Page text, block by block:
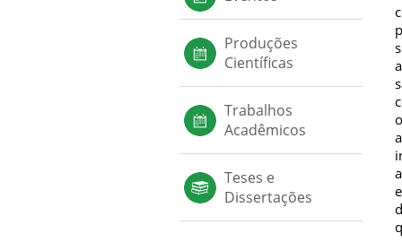
Produções
Científicas
Trabalhos
Acadêmicos
Teses e
Dissertações